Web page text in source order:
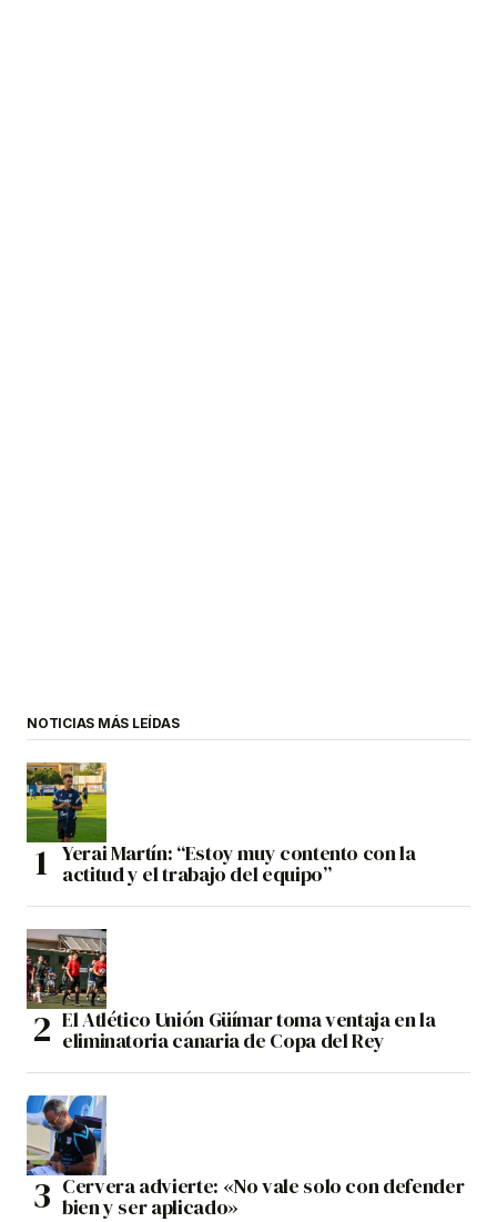
NOTICIAS MÁS LEÍDAS
Yerai Martín: “Estoy muy contento con la
actitud y el trabajo del equipo”
El Atlético Unión Güímar toma ventaja en la
eliminatoria canaria de Copa del Rey
Cervera advierte: «No vale solo con defender
bien y ser aplicado»